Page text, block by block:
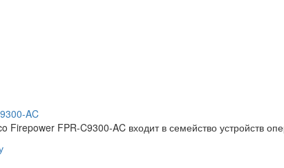
AC
Firepower FPR-C9300-AC входит в семейство устройств